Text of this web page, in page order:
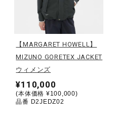
コラボ／ライセンス
セール
その他
【MARGARET HOWELL】
MIZUNO GORETEX JACKET
ウィメンズ
¥110,000
(本体価格 ¥100,000)
品番 D2JEDZ02